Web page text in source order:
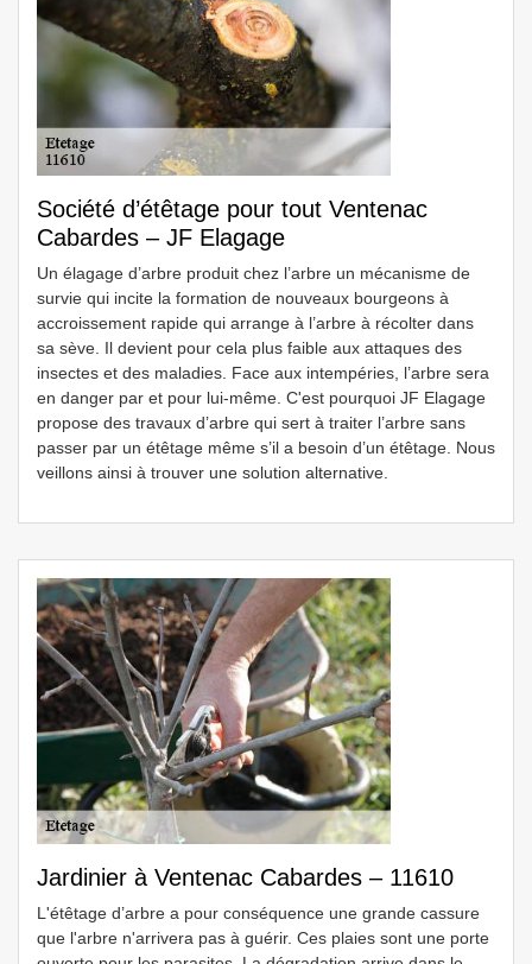
Société d’étêtage pour tout Ventenac
Cabardes – JF Elagage
Un élagage d’arbre produit chez l’arbre un mécanisme de
survie qui incite la formation de nouveaux bourgeons à
accroissement rapide qui arrange à l’arbre à récolter dans
sa sève. Il devient pour cela plus faible aux attaques des
insectes et des maladies. Face aux intempéries, l’arbre sera
en danger par et pour lui-même. C'est pourquoi JF Elagage
propose des travaux d’arbre qui sert à traiter l’arbre sans
passer par un étêtage même s’il a besoin d’un étêtage. Nous
veillons ainsi à trouver une solution alternative.
Jardinier à Ventenac Cabardes – 11610
L'étêtage d’arbre a pour conséquence une grande cassure
que l'arbre n'arrivera pas à guérir. Ces plaies sont une porte